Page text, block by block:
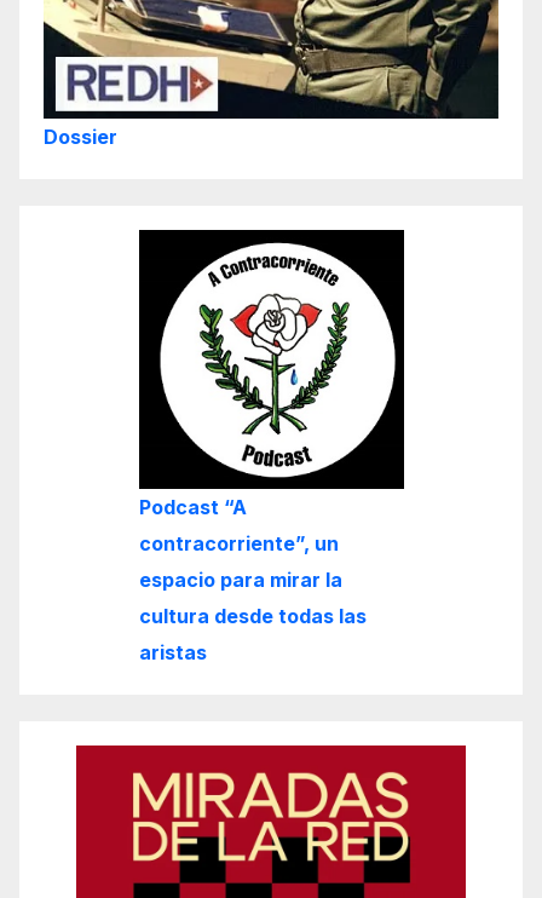
Dossier
Podcast “A
contracorriente”, un
espacio para mirar la
cultura desde todas las
aristas